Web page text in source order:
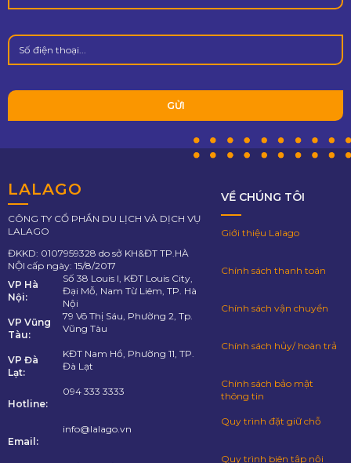
LALAGO
CÔNG TY CỔ PHẦN DU LỊCH VÀ DỊCH VỤ
LALAGO
ĐKKD: 0107959328 do sở KH&ĐT TP.HÀ
NỘI cấp ngày: 15/8/2017
VP Hà
Nội:
Số 38 Louis I, KĐT Louis City,
Đại Mỗ, Nam Từ Liêm, TP. Hà
Nội
VP Vũng
Tàu:
79 Võ Thị Sáu, Phường 2, Tp.
Vũng Tàu
VP Đà
Lạt:
KĐT Nam Hồ, Phường 11, TP.
Đà Lạt
Hotline:
094 333 3333
Email:
info@lalago.vn
VỀ CHÚNG TÔI
Giới thiệu Lalago
Chính sách thanh toán
Chính sách vận chuyển
Chính sách hủy/ hoàn trả
Chính sách bảo mật
thông tin
Quy trình đặt giữ chỗ
Quy trình biên tập nội